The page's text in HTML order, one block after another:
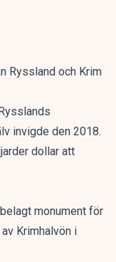
Ryssland och Krim
invigde den 2018.
dollar att
monument för
Krimhalvön i